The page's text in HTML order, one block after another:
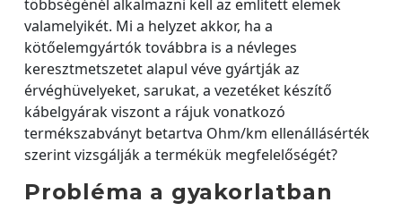
többségénél alkalmazni kell az említett elemek
valamelyikét. Mi a helyzet akkor, ha a
kötőelemgyártók továbbra is a névleges
keresztmetszetet alapul véve gyártják az
érvéghüvelyeket, sarukat, a vezetéket készítő
kábelgyárak viszont a rájuk vonatkozó
termékszabványt betartva Ohm/km ellenállásérték
szerint vizsgálják a termékük megfelelőségét?
Probléma a gyakorlatban